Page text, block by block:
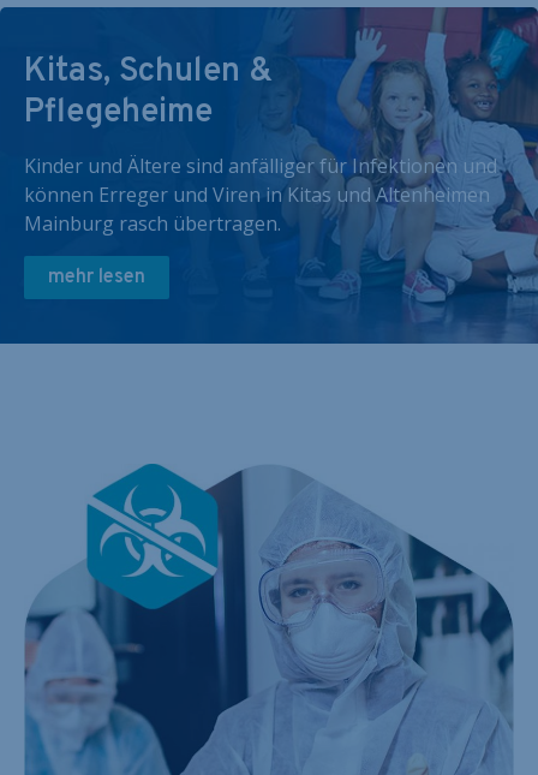
Kitas, Schulen &
Pflegeheime
Kinder und Ältere sind anfälliger für Infektionen und
können Erreger und Viren in Kitas und Altenheimen
Mainburg rasch übertragen.
mehr lesen